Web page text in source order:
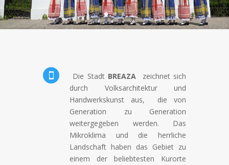
 Die Stadt BREAZA zeichnet sich
durch Volksarchitektur und
Handwerkskunst aus, die von
Generation zu Generation
weitergegeben werden. Das
Mikroklima und die herrliche
Landschaft haben das Gebiet zu
einem der beliebtesten Kurorte